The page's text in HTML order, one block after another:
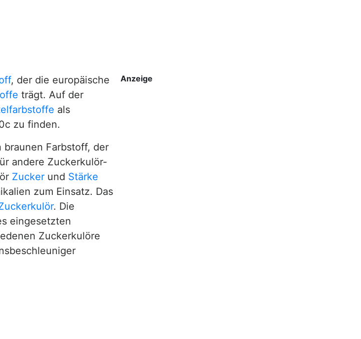
Anzeige
, der die europäische
trägt. Auf der
als
zu finden.
Farbstoff, der
andere Zuckerkulör-
Zucker und Stärke
zum Einsatz. Das
. Die
eingesetzten
Zuckerkulöre